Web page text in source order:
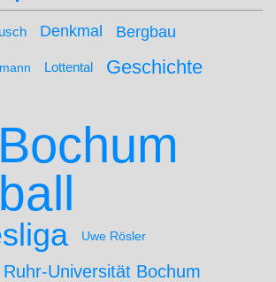
Denkmal Bergbau
Lottental Geschichte
Uwe Rösler
Ruhr-Universität Bochum